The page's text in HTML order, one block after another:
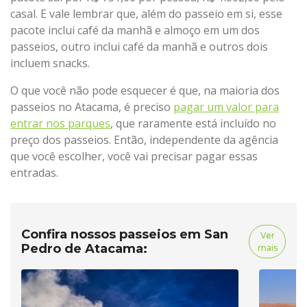
casal. E vale lembrar que, além do passeio em si, esse
pacote inclui café da manhã e almoço em um dos
passeios, outro inclui café da manhã e outros dois
incluem snacks.
O que você não pode esquecer é que, na maioria dos
passeios no Atacama, é preciso pagar um valor para
entrar nos parques, que raramente está incluído no
preço dos passeios. Então, independente da agência
que você escolher, você vai precisar pagar essas
entradas.
Confira nossos passeios em San
Pedro de Atacama:
Ver
mais